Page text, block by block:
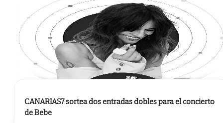
CANARIAS7 sortea dos entradas dobles para el concierto
de Bebe